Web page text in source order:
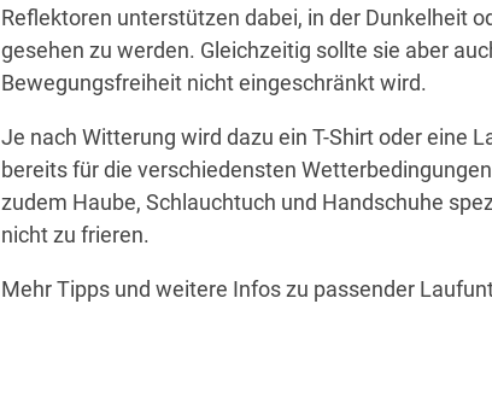
Reflektoren unterstützen dabei, in der Dunkelheit
gesehen zu werden. Gleichzeitig sollte sie aber
Bewegungsfreiheit nicht eingeschränkt wird.
Je nach Witterung wird dazu ein T-Shirt oder eine
bereits für die verschiedensten
zudem Haube, Schlauchtuch und Handschuhe
nicht zu frieren.
Mehr Tipps und weitere Infos zu passender